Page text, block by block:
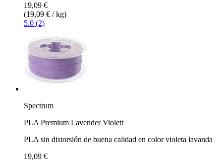
19,09 €
(19,09 € / kg)
5.0 (2)
Spectrum
PLA Premium Lavender Violett
PLA sin distorsión de buena calidad en color violeta lavanda
19,09 €